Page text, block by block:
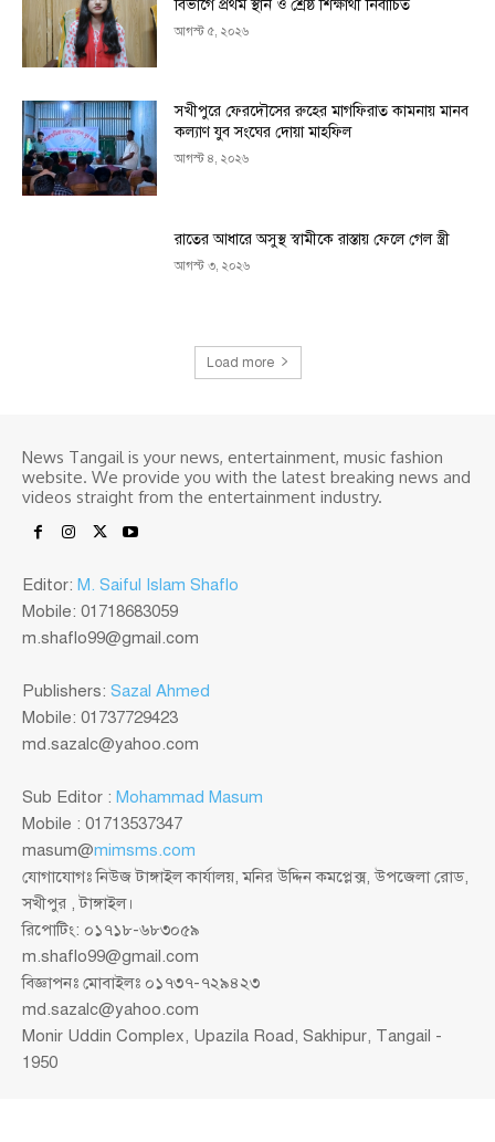
বিভাগে প্রথম স্থান ও শ্রেষ্ঠ শিক্ষার্থী নির্বাচিত
আগস্ট ৫, ২০২৬
সখীপুরে ফেরদৌসের রুহের মাগফিরাত কামনায় মানব
কল্যাণ যুব সংঘের দোয়া মাহফিল
আগস্ট ৪, ২০২৬
রাতের আধারে অসুস্থ স্বামীকে রাস্তায় ফেলে গেল স্ত্রী
আগস্ট ৩, ২০২৬
Load more
News Tangail is your news, entertainment, music fashion
website. We provide you with the latest breaking news and
videos straight from the entertainment industry.
Editor: M. Saiful Islam Shaflo
Mobile: 01718683059
m.shaflo99@gmail.com
Publishers: Sazal Ahmed
Mobile: 01737729423
md.sazalc@yahoo.com
Sub Editor : Mohammad Masum
Mobile : 01713537347
masum@mimsms.com
যোগাযোগঃ নিউজ টাঙ্গাইল কার্যালয়, মনির উদ্দিন কমপ্লেক্স, উপজেলা রোড,
সখীপুর , টাঙ্গাইল।
রিপোটিং: ০১৭১৮-৬৮৩০৫৯
m.shaflo99@gmail.com
বিজ্ঞাপনঃ মোবাইলঃ ০১৭৩৭-৭২৯৪২৩
md.sazalc@yahoo.com
Monir Uddin Complex, Upazila Road, Sakhipur, Tangail -
1950